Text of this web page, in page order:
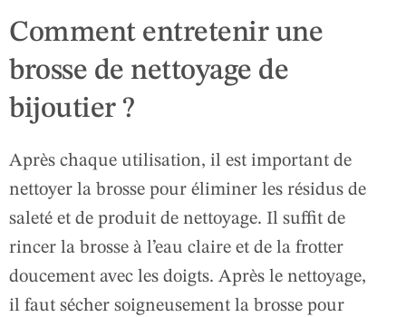
Comment entretenir une
brosse de nettoyage de
bijoutier ?
Après chaque utilisation, il est important de
nettoyer la brosse pour éliminer les résidus de
saleté et de produit de nettoyage. Il suffit de
rincer la brosse à l’eau claire et de la frotter
doucement avec les doigts. Après le nettoyage,
il faut sécher soigneusement la brosse pour